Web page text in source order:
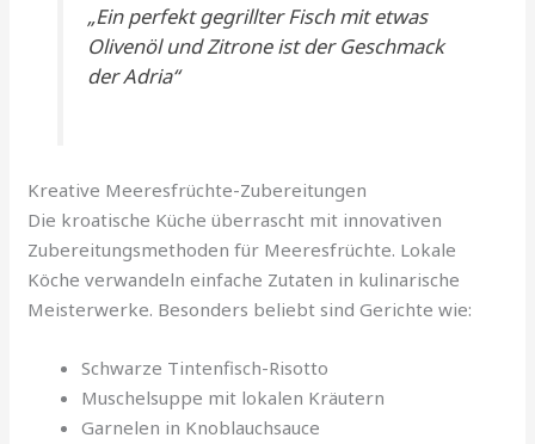
„Ein perfekt gegrillter Fisch mit etwas
Olivenöl und Zitrone ist der Geschmack
der Adria“
Kreative Meeresfrüchte-Zubereitungen
Die kroatische Küche überrascht mit innovativen
Zubereitungsmethoden für Meeresfrüchte. Lokale
Köche verwandeln einfache Zutaten in kulinarische
Meisterwerke. Besonders beliebt sind Gerichte wie:
Schwarze Tintenfisch-Risotto
Muschelsuppe mit lokalen Kräutern
Garnelen in Knoblauchsauce